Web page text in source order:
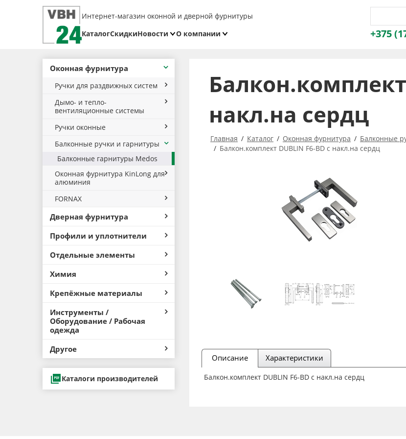
Интернет-магазин оконной и дверной фурнитуры
КаталогСкидкиНовости
О компании
+375
Оконная фурнитура
Ручки для раздвижных систем
Дымо- и тепло-
вентиляционные системы
Ручки оконные
Балконные ручки и гарнитуры
Балконные гарнитуры Medos
Оконная фурнитура KinLong для
алюминия
FORNAX
Дверная фурнитура
Профили и уплотнители
Отдельные элементы
Химия
Крепёжные материалы
Инструменты /
Оборудование / Рабочая
одежда
Другое
Каталоги производителей
накл.на сердц
Главная Каталог Оконная фурнитура Балконные
Балкон.комплект DUBLIN F6-BD с накл.на сердц
Описание Характеристики
Балкон.комплект DUBLIN F6-BD с накл.на сердц